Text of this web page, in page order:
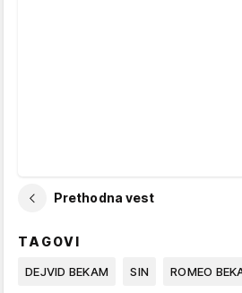
Prethodna vest
TAGOVI
DEJVID BEKAM SIN ROMEO